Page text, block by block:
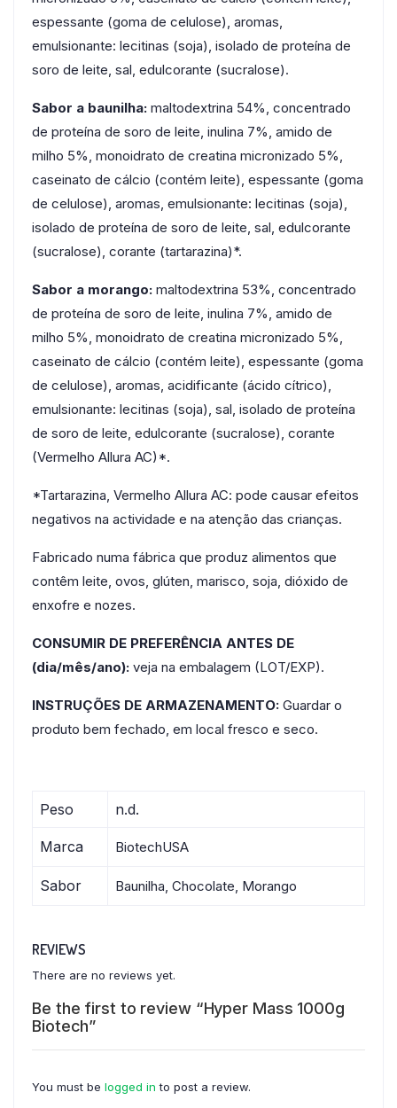
espessante (goma de celulose), aromas,
emulsionante: lecitinas (soja), isolado de proteína de
soro de leite, sal, edulcorante (sucralose).
Sabor a baunilha: maltodextrina 54%, concentrado
de proteína de soro de leite, inulina 7%, amido de
milho 5%, monoidrato de creatina micronizado 5%,
caseinato de cálcio (contém leite), espessante (goma
de celulose), aromas, emulsionante: lecitinas (soja),
isolado de proteína de soro de leite, sal, edulcorante
(sucralose), corante (tartarazina)*.
Sabor a morango: maltodextrina 53%, concentrado
de proteína de soro de leite, inulina 7%, amido de
milho 5%, monoidrato de creatina micronizado 5%,
caseinato de cálcio (contém leite), espessante (goma
de celulose), aromas, acidificante (ácido cítrico),
emulsionante: lecitinas (soja), sal, isolado de proteína
de soro de leite, edulcorante (sucralose), corante
(Vermelho Allura AC)*.
*Tartarazina, Vermelho Allura AC: pode causar efeitos
negativos na actividade e na atenção das crianças.
Fabricado numa fábrica que produz alimentos que
contêm leite, ovos, glúten, marisco, soja, dióxido de
enxofre e nozes.
CONSUMIR DE PREFERÊNCIA ANTES DE
(dia/mês/ano): veja na embalagem (LOT/EXP).
INSTRUÇÕES DE ARMAZENAMENTO: Guardar o
produto bem fechado, em local fresco e seco.
Peso n.d.
Marca BiotechUSA
Sabor Baunilha, Chocolate, Morango
REVIEWS
There are no reviews yet.
Be the first to review “Hyper Mass 1000g
Biotech”
You must be logged in to post a review.